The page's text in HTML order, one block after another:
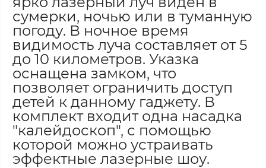
сумерки, ночью или в туманную
погоду. В ночное время
видимость луча составляет от 5
до 10 километров. Указка
оснащена замком, что
позволяет ограничить доступ
детей к данному гаджету. В
комплект входит одна насадка
"калейдоскоп", с помощью
которой можно устраивать
эффектные лазерные шоу.